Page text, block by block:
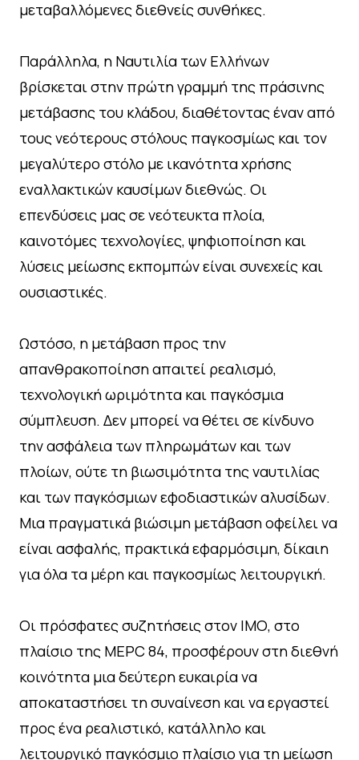
μεταβαλλόμενες διεθνείς συνθήκες.
Παράλληλα, η Ναυτιλία των Ελλήνων
βρίσκεται στην πρώτη γραμμή της πράσινης
μετάβασης του κλάδου, διαθέτοντας έναν από
τους νεότερους στόλους παγκοσμίως και τον
μεγαλύτερο στόλο με ικανότητα χρήσης
εναλλακτικών καυσίμων διεθνώς. Οι
επενδύσεις μας σε νεότευκτα πλοία,
καινοτόμες τεχνολογίες, ψηφιοποίηση και
λύσεις μείωσης εκπομπών είναι συνεχείς και
ουσιαστικές.
Ωστόσο, η μετάβαση προς την
απανθρακοποίηση απαιτεί ρεαλισμό,
τεχνολογική ωριμότητα και παγκόσμια
σύμπλευση. Δεν μπορεί να θέτει σε κίνδυνο
την ασφάλεια των πληρωμάτων και των
πλοίων, ούτε τη βιωσιμότητα της ναυτιλίας
και των παγκόσμιων εφοδιαστικών αλυσίδων.
Μια πραγματικά βιώσιμη μετάβαση οφείλει να
είναι ασφαλής, πρακτικά εφαρμόσιμη, δίκαιη
για όλα τα μέρη και παγκοσμίως λειτουργική.
Οι πρόσφατες συζητήσεις στον ΙΜΟ, στο
πλαίσιο της MEPC 84, προσφέρουν στη διεθνή
κοινότητα μια δεύτερη ευκαιρία να
αποκαταστήσει τη συναίνεση και να εργαστεί
προς ένα ρεαλιστικό, κατάλληλο και
λειτουργικό παγκόσμιο πλαίσιο για τη μείωση